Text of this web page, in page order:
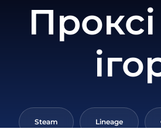
Steam Lineage